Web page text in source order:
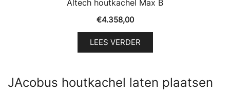
Altech houtkachel Max B
€4.358,00
LEES VERDER
JAcobus houtkachel laten plaatsen